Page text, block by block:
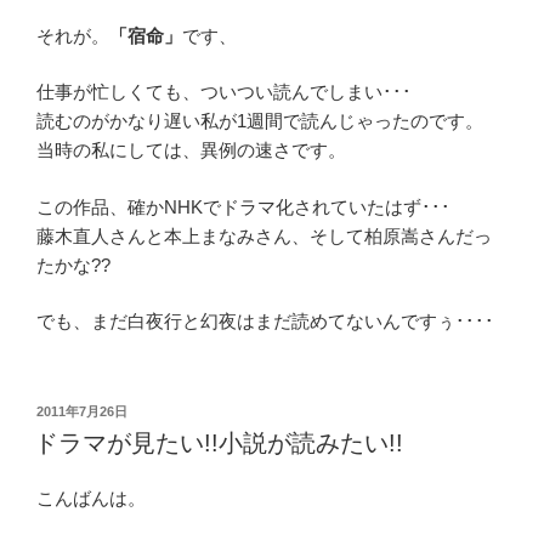
それが。 「宿命」 です、
仕事が忙しくても、ついつい読んでしまい･･･
読むのがかなり遅い私が1週間で読んじゃったのです。
当時の私にしては、異例の速さです。
この作品、確かNHKでドラマ化されていたはず･･･
藤木直人さんと本上まなみさん、そして柏原嵩さんだっ
たかな??
でも、まだ白夜行と幻夜はまだ読めてないんですぅ････
投
稿
日:
2011年7月26日
ドラマが見たい!!小説が読みたい!!
こんばんは。